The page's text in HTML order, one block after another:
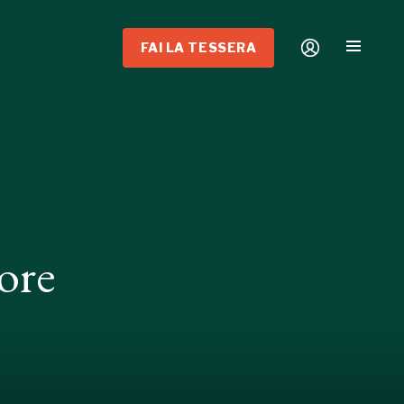
FAI LA TESSERA